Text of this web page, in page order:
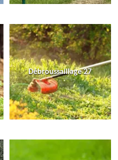
Débroussaillage 27